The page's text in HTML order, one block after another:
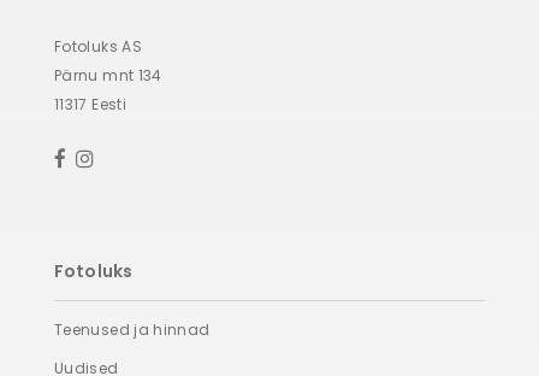
Fotoluks AS
Pärnu mnt 134
11317 Eesti
Fotoluks
Teenused ja hinnad
Uudised